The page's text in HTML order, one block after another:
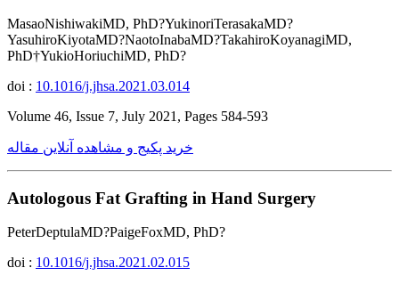
MasaoNishiwakiMD, PhD?YukinoriTerasakaMD?
YasuhiroKiyotaMD?NaotoInabaMD?TakahiroKoyanagiMD,
PhD†YukioHoriuchiMD, PhD?
doi : 10.1016/j.jhsa.2021.03.014
Volume 46, Issue 7, July 2021, Pages 584-593
خرید پکیج و مشاهده آنلاین مقاله
Autologous Fat Grafting in Hand Surgery
PeterDeptulaMD?PaigeFoxMD, PhD?
doi : 10.1016/j.jhsa.2021.02.015